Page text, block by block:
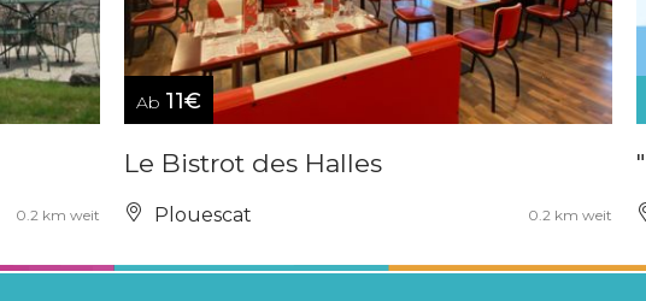
0.2 km weit
Ab 11€
Le Bistrot des Halles
Plouescat 0.2 km weit